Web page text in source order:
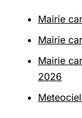
Mairie
Mairie
Mairie
2026